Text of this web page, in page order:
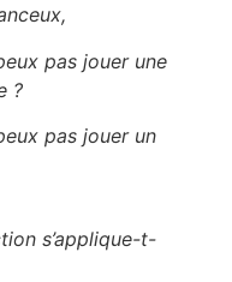
pas jouer une
?
pas jouer un
s’applique-t-